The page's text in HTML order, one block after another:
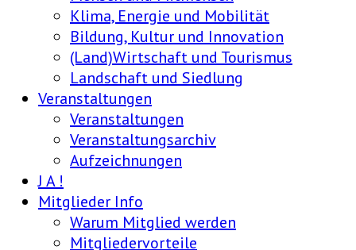
Klima, Energie und Mobilität
Bildung, Kultur und Innovation
(Land)Wirtschaft und Tourismus
Landschaft und Siedlung
Veranstaltungen
Veranstaltungen
Veranstaltungsarchiv
Aufzeichnungen
J A !
Mitglieder Info
Warum Mitglied werden
Mitgliedervorteile